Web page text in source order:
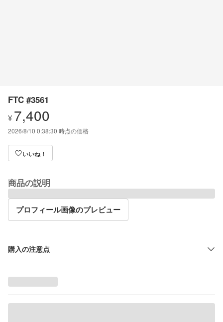
FTC #3561
¥ 7,400
2026/8/10 0:38:30 時点の価格
いいね！
商品の説明
プロフィール画像のプレビュー
購入の注意点